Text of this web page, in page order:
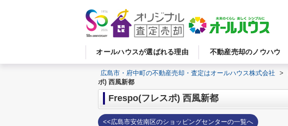
オールハウスが選ばれる理由 不動産売却のノウハウ
広島市・府中町の不動産売却・査定はオールハウス株式会社 >
ポ) 西風新都
Frespo(フレスポ) 西風新都
<<広島市安佐南区のショッピングセンターの一覧へ